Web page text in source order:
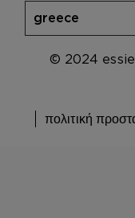
© 2024
πολιτική